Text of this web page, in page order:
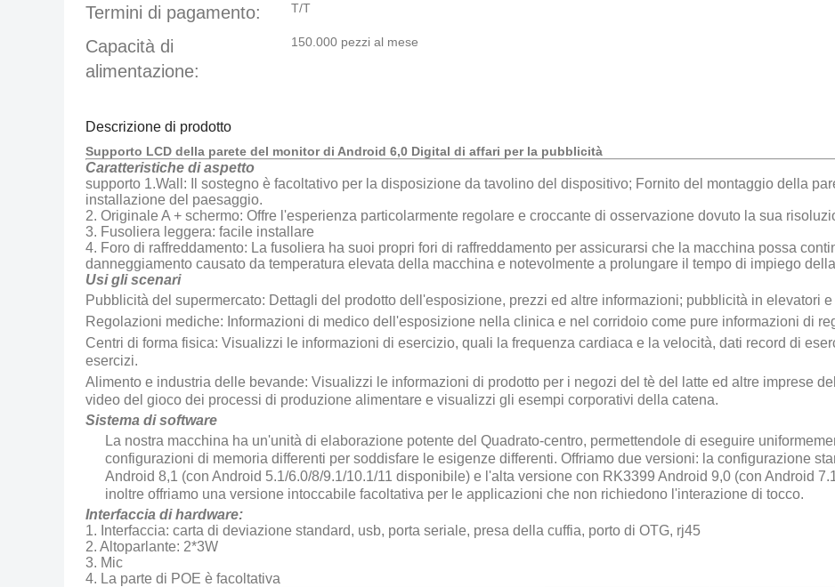
Termini di pagamento: T/T
Capacità di
alimentazione:
150.000 pezzi al mese
Descrizione di prodotto
Supporto LCD della parete del monitor di Android 6,0 Digital di affari per la pubblicità
Caratteristiche di aspetto
supporto 1.Wall: Il sostegno è facoltativo per la disposizione da tavolino del dispositivo; Fornito del montaggio della
installazione del paesaggio.
2. Originale A + schermo: Offre l'esperienza particolarmente regolare e croccante di osservazione dovuto la sua
3. Fusoliera leggera: facile installare
4. Foro di raffreddamento: La fusoliera ha suoi propri fori di raffreddamento per assicurarsi che la macchina possa
danneggiamento causato da temperatura elevata della macchina e notevolmente a prolungare il tempo di impiego
Usi gli scenari
Pubblicità del supermercato: Dettagli del prodotto dell'esposizione, prezzi ed altre informazioni; pubblicità in elevatori e
Regolazioni mediche: Informazioni di medico dell'esposizione nella clinica e nel corridoio come pure informazioni di
Centri di forma fisica: Visualizzi le informazioni di esercizio, quali la frequenza cardiaca e la velocità, dati record di
esercizi.
Alimento e industria delle bevande: Visualizzi le informazioni di prodotto per i negozi del tè del latte ed altre imprese
video del gioco dei processi di produzione alimentare e visualizzi gli esempi corporativi della catena.
Sistema di software
La nostra macchina ha un'unità di elaborazione potente del Quadrato-centro, permettendole di eseguire
configurazioni di memoria differenti per soddisfare le esigenze differenti. Offriamo due versioni: la configurazione
Android 8,1 (con Android 5.1/6.0/8/9.1/10.1/11 disponibile) e l'alta versione con RK3399 Android 9,0 (con Android
inoltre offriamo una versione intoccabile facoltativa per le applicazioni che non richiedono l'interazione di tocco.
Interfaccia di hardware:
1. Interfaccia: carta di deviazione standard, usb, porta seriale, presa della cuffia, porto di OTG, rj45
2. Altoparlante: 2*3W
3. Mic
4. La parte di POE è facoltativa